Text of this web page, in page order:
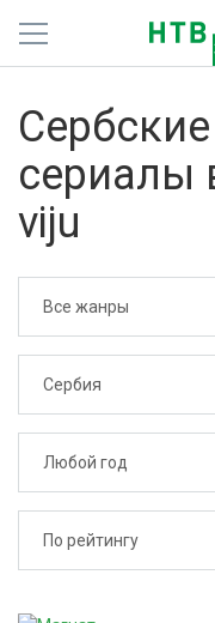
Фильмы и сериалы
Спорт
Радио
Спутниковым
О сайте
Активировать
сериалы
viju
Все жанры
Сербия
Любой год
По рейтингу